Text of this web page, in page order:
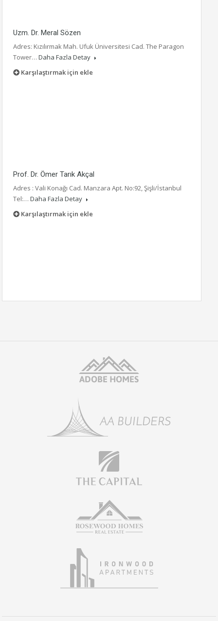
Uzm. Dr. Meral Sözen
Adres: Kızılırmak Mah. Ufuk Üniversitesi Cad. The Paragon
Tower… Daha Fazla Detay
Karşılaştırmak için ekle
Prof. Dr. Ömer Tarık Akçal
Adres : Vali Konağı Cad. Manzara Apt. No:92, Şişli/İstanbul
Tel:… Daha Fazla Detay
Karşılaştırmak için ekle